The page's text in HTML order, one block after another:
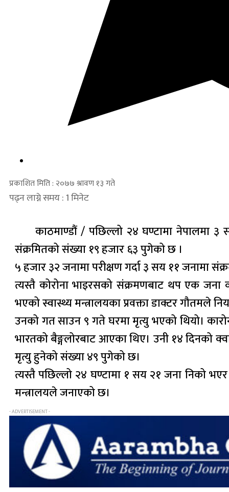
प्रकाशित मिति : २०७७ श्रावण १३ गते
पढ्न लाग्ने समय : 1 मिनेट
काठमाण्डौं / पछिल्लो २४ घण्टामा नेपालमा
संक्रमितको संख्या १९ हजार ६३ पुगेको छ ।
५ हजार ३२ जनामा परीक्षण गर्दा ३ सय ११ जनामा
त्यस्तै कोरोना भाइरसको संक्रमणबाट थप एक जना
भएको स्वास्थ्य मन्त्रालयका प्रवक्ता डाक्टर गौतमले
उनको गत साउन ९ गते घरमा मृत्यु भएको थियो।
भारतको बैङ्गलोरबाट आएका थिए। उनी १४ दिनको
मृत्यु हुनेको संख्या ४९ पुगेको छ।
त्यस्तै पछिल्लो २४ घण्टामा १ सय २१ जना निको
मन्त्रालयले जनाएको छ।
- ADVERTISEMENT -